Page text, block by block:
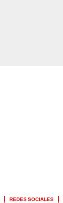
REDES SOCIALES